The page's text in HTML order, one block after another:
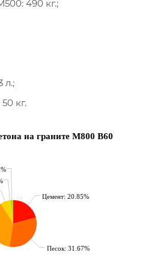
490 кг.;
л.;
кг.
Цемент: 20.85%
Песок: 31.67%
на граните М800 B60